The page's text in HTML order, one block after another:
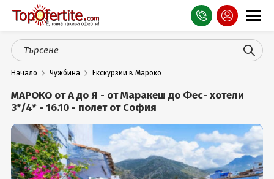
Оферти
СПА
Планина
Море
Чужбина
Начало Чужбина Екскурзии в Мароко
МАРОКО от А до Я - от Маракеш до Фес- хотели
3*/4* - 16.10 - полет от София